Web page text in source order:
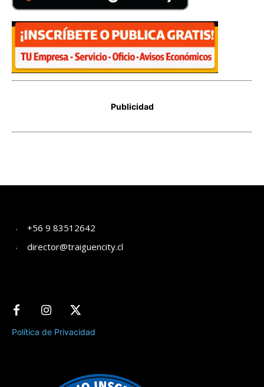
+56 9 83512642
director@traiguencity.cl
Política de Privacidad